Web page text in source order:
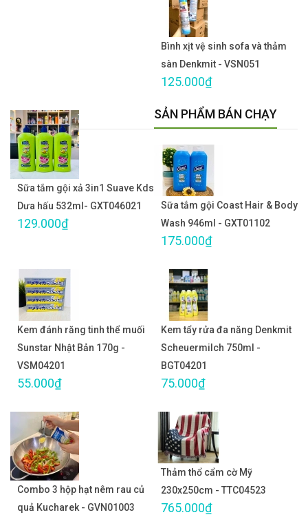
Bình xịt vệ sinh sofa và thảm
sàn Denkmit - VSN051
125.000₫
Sữa tắm gội xả 3in1 Suave Kds
Dưa hấu 532ml- GXT046021
129.000₫
SẢN PHẨM BÁN CHẠY
Sữa tắm gội Coast Hair & Body
Wash 946ml - GXT01102
175.000₫
Kem đánh răng tinh thể muối
Sunstar Nhật Bản 170g -
VSM04201
55.000₫
Kem tẩy rửa đa năng Denkmit
Scheuermilch 750ml -
BGT04201
75.000₫
Combo 3 hộp hạt nêm rau củ
quả Kucharek - GVN01003
Thảm thổ cẩm cờ Mỹ
230x250cm - TTC04523
765.000₫